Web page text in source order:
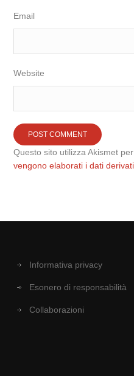
Email
Website
Questo sito utilizza Akismet
vengono elaborati i dati
Informativa privacy
Esonero di responsabilità
Collaborazioni